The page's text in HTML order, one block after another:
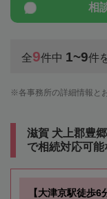
相
全9件中 1~9件
各事務所の詳細情報と
滋賀 犬上郡豊
で相続対応可
【大津京駅徒歩